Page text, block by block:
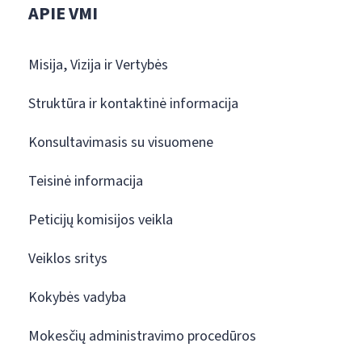
APIE VMI
Misija, Vizija ir Vertybės
Struktūra ir kontaktinė informacija
Konsultavimasis su visuomene
Teisinė informacija
Peticijų komisijos veikla
Veiklos sritys
Kokybės vadyba
Mokesčių administravimo procedūros